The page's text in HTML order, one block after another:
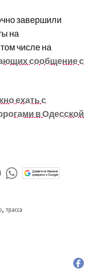
завершили
на
числе на
сообщение с
ехать с
в Одесской
,трасса